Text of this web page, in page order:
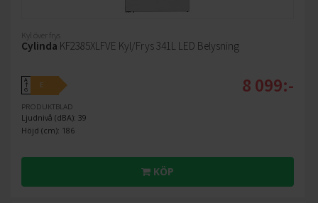
Kyl över frys
Cylinda KF2385XLFVE Kyl/Frys 341L LED Belysning
A
↑
G
E
PRODUKTBLAD
Ljudnivå (dBA): 39
Höjd (cm): 186
8 099:-
KÖP